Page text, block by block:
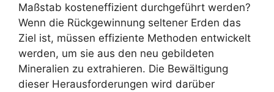
Maßstab kosteneffizient durchgeführt werden?
Wenn die Rückgewinnung seltener Erden das
Ziel ist, müssen effiziente Methoden entwickelt
werden, um sie aus den neu gebildeten
Mineralien zu extrahieren. Die Bewältigung
dieser Herausforderungen wird darüber